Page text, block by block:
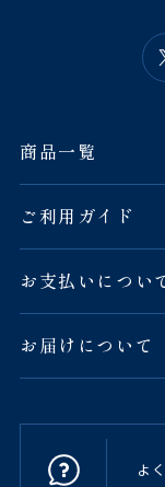
商品一覧
ご利用ガイド
お支払いについ
お届けについて
よ